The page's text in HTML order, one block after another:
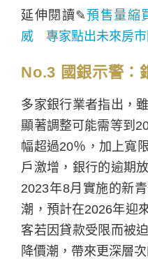
延伸閱讀✎預售量縮
威 專家點出未來房市
No.3 國銀示警：
多家銀行業者指出，
顯著調整可能需等到
幅超過20％，加上寬
戶激增，銀行的逾期
2023年8月實施的新
潮，預計在2026年迎
客若因貸款受限而被
降價潮，帶來更深層次